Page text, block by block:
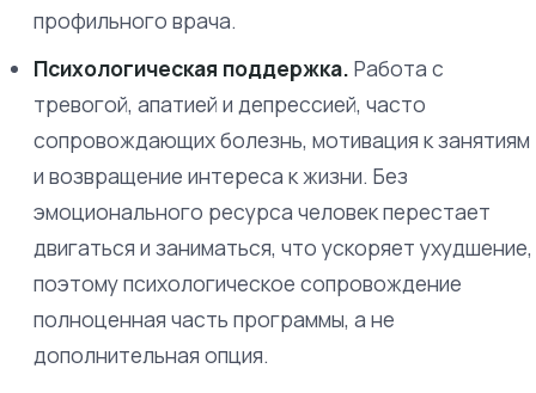
профильного врача.
Психологическая поддержка. Работа с
тревогой, апатией и депрессией, часто
сопровождающих болезнь, мотивация к занятиям
и возвращение интереса к жизни. Без
эмоционального ресурса человек перестает
двигаться и заниматься, что ускоряет ухудшение,
поэтому психологическое сопровождение
полноценная часть программы, а не
дополнительная опция.